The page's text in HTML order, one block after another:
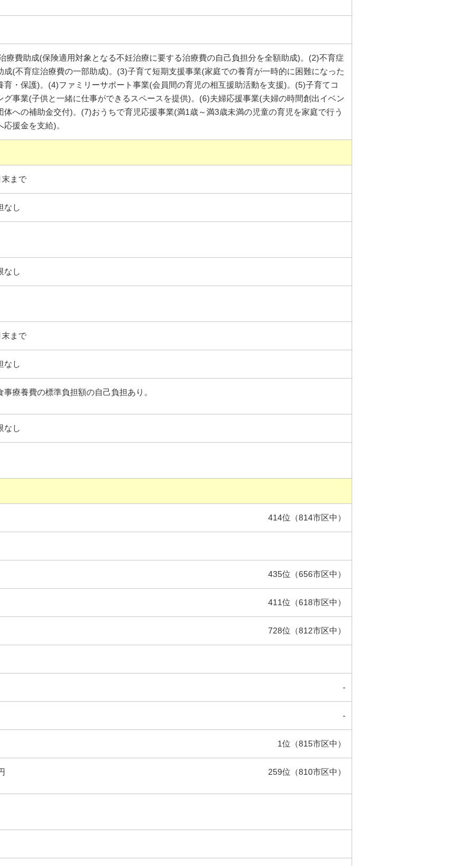
療費助成(保険適用対象となる不妊治療に要する治療費の自己負担分を全額助成)。(2)不育症
成(不育症治療費の一部助成)。(3)子育て短期支援事業(家庭での養育が一時的に困難になった
育・保護)。(4)ファミリーサポート事業(会員間の育児の相互援助活動を支援)。(5)子育てコ
グ事業(子供と一緒に仕事ができるスペースを提供)。(6)夫婦応援事業(夫婦の時間創出イベン
体への補助金交付)。(7)おうちで育児応援事業(満1歳～満3歳未満の児童の育児を家庭で行う
応援金を支給)。
まで
なし
なし
まで
なし
事療養費の標準負担額の自己負担あり。
なし
414位（814市区中）
435位（656市区中）
411位（618市区中）
728位（812市区中）
-
-
1位（815市区中）
259位（810市区中）